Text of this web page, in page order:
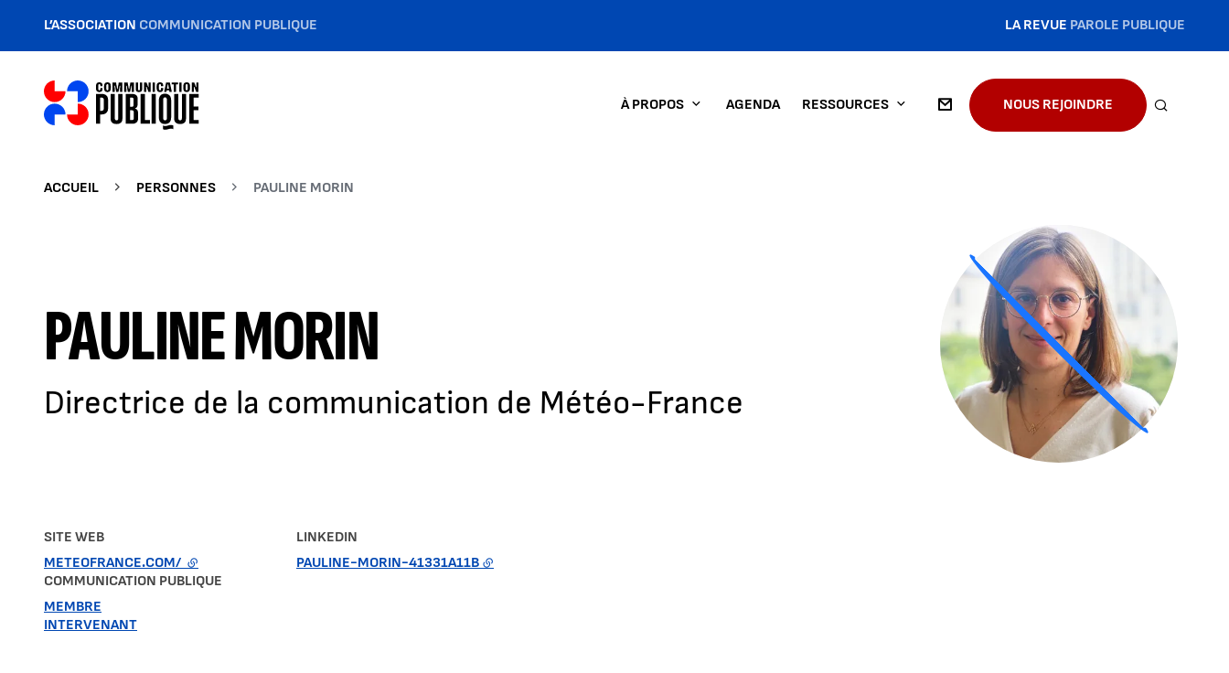
L’ASSOCIATION COMMUNICATION PUBLIQUE LA REVUE PAROLE PUBLIQUE
À PROPOS AGENDA RESSOURCES NOUS REJOINDRE
ACCUEIL PERSONNES PAULINE MORIN
PAULINE MORIN
Directrice de la communication de Météo-France
COMMUNICATION PUBLIQUE
MEMBRE
INTERVENANT
SITE WEB
METEOFRANCE.COM/ - LIEN EXTERNE
LINKEDIN
PAULINE-MORIN-41331A11B